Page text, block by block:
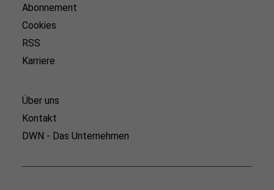
Abonnement
Cookies
RSS
Karriere
Über uns
Kontakt
DWN - Das Unternehmen